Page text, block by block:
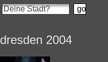
dresden 2004